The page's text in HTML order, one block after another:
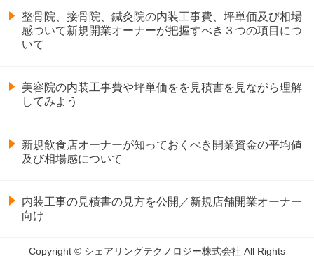
整骨院、接骨院、鍼灸院の内装工事費、坪単価及び相場
感ついて新規開業オーナーが把握すべき３つの項目につ
いて
美容院の内装工事費や坪単価をを見積書を見ながら理解
してみよう
新規飲食店オーナーが知っておくべき開業資金の平均値
及び相場感について
内装工事の見積書の見方を公開／新規店舗開業オーナー
向け
Copyright © シェアリングテクノロジー株式会社 All Rights